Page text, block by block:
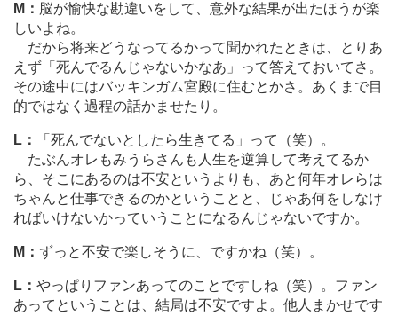
M： 脳が愉快な勘違いをして、意外な結果が出たほうが楽
しいよね。
だから将来どうなってるかって聞かれたときは、とりあ
えず「死んでるんじゃないかなあ」って答えておいてさ。
その途中にはバッキンガム宮殿に住むとかさ。あくまで目
的ではなく過程の話かませたり。
L：
「死んでないとしたら生きてる」って（笑）。
たぶんオレもみうらさんも人生を逆算して考えてるか
ら、そこにあるのは不安というよりも、あと何年オレらは
ちゃんと仕事できるのかということと、じゃあ何をしなけ
ればいけないかっていうことになるんじゃないですか。
M： ずっと不安で楽しそうに、ですかね（笑）。
L： やっぱりファンあってのことですしね（笑）。ファン
あってということは、結局は不安ですよ。他人まかせです